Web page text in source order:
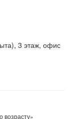
3 этаж, офис
возрасту»